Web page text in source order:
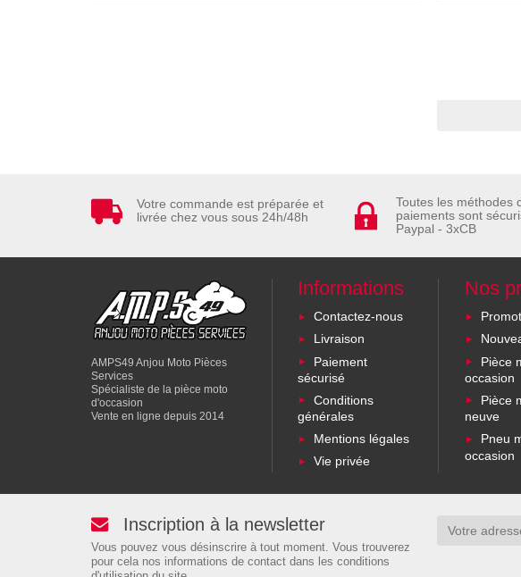
Votre commande est préparée et
livrée chez vous sous 24h/48h
Toutes les méthodes
paiements sont
Paypal - 3xCB
AMPS49 Anjou Moto Pièces
Services
Spécialiste de la pièce moto
d'occasion
Vente en ligne depuis 2014
Informations
Contactez-nous
Livraison
Paiement
sécurisé
Conditions
générales
Mentions légales
Vie privée
Nos
Pièce
occasion
Pièce
neuve
Pneu
occasion
Inscription à la newsletter
Vous pouvez vous désinscrire à tout moment. Vous trouverez
pour cela nos informations de contact dans les conditions